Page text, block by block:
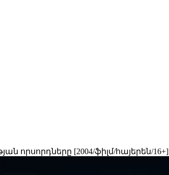
որսորդները [2004/ֆիլմ/հայերեն/16+]